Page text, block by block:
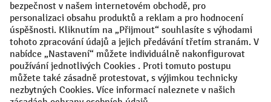
VODP Otisk
Prohlášení o ochraně osobních údajů